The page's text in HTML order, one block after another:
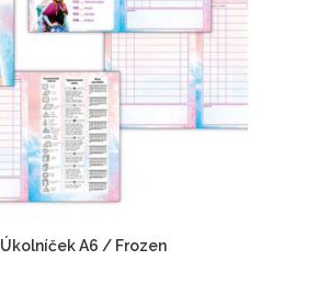
Úkolníček A6 / Frozen